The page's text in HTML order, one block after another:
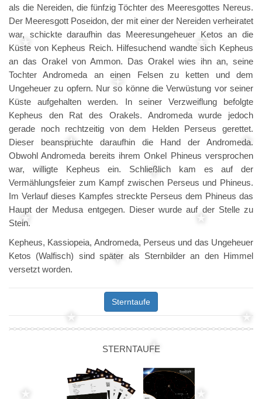
als die Nereiden, die fünfzig Töchter des Meeresgottes Nereus.
Der Meeresgott Poseidon, der mit einer der Nereiden verheiratet
war, schickte daraufhin das Meeresungeheuer Ketos an die
Küste von Kepheus Reich. Hilfesuchend wandte sich Kepheus
an das Orakel von Ammon. Das Orakel wies ihn an, seine
Tochter Andromeda an einen Felsen zu ketten und dem
Ungeheuer zu opfern. Nur so könne die Verwüstung vor seiner
Küste aufgehalten werden. In seiner Verzweiflung befolgte
Kepheus den Rat des Orakels. Andromeda wurde jedoch
gerade noch rechtzeitig von dem Helden Perseus gerettet.
Dieser beanspruchte daraufhin die Hand der Andromeda.
Obwohl Andromeda bereits ihrem Onkel Phineus versprochen
war, willigte Kepheus ein. Schließlich kam es auf der
Vermählungsfeier zum Kampf zwischen Perseus und Phineus.
Im Verlauf dieses Kampfes streckte Perseus dem Phineus das
Haupt der Medusa entgegen. Dieser wurde auf der Stelle zu
Stein.
Kepheus, Kassiopeia, Andromeda, Perseus und das Ungeheuer
Ketos (Walfisch) sind später als Sternbilder an den Himmel
versetzt worden.
Sterntaufe
STERNTAUFE